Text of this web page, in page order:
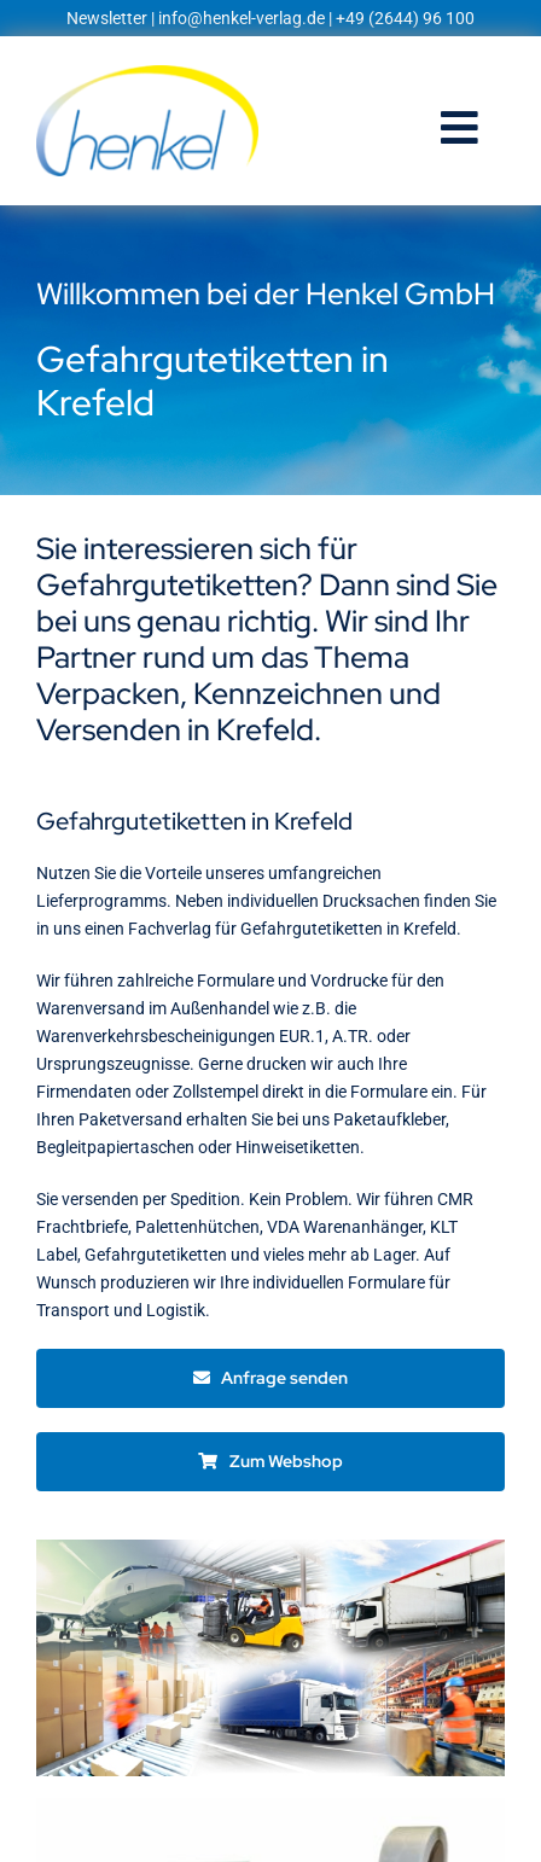
Inhalt
Newsletter | info@henkel-verlag.de | +49 (2644) 96 100
Startseite
Shop
Blog
Prospekte
Techniklexikon
Kontakt
Willkommen bei der Henkel GmbH
Gefahrgutetiketten in
Krefeld
Sie interessieren sich für
Gefahrgutetiketten? Dann sind Sie
bei uns genau richtig. Wir sind Ihr
Partner rund um das Thema
Verpacken, Kennzeichnen und
Versenden in Krefeld.
Gefahrgutetiketten in Krefeld
Nutzen Sie die Vorteile unseres umfangreichen
Lieferprogramms. Neben individuellen Drucksachen finden Sie
in uns einen Fachverlag für Gefahrgutetiketten in Krefeld.
Wir führen zahlreiche Formulare und Vordrucke für den
Warenversand im Außenhandel wie z.B. die
Warenverkehrsbescheinigungen EUR.1, A.TR. oder
Ursprungszeugnisse. Gerne drucken wir auch Ihre
Firmendaten oder Zollstempel direkt in die Formulare ein. Für
Ihren Paketversand erhalten Sie bei uns Paketaufkleber,
Begleitpapiertaschen oder Hinweisetiketten.
Sie versenden per Spedition. Kein Problem. Wir führen CMR
Frachtbriefe, Palettenhütchen, VDA Warenanhänger, KLT
Label, Gefahrgutetiketten und vieles mehr ab Lager. Auf
Wunsch produzieren wir Ihre individuellen Formulare für
Transport und Logistik.
Anfrage senden
Zum Webshop